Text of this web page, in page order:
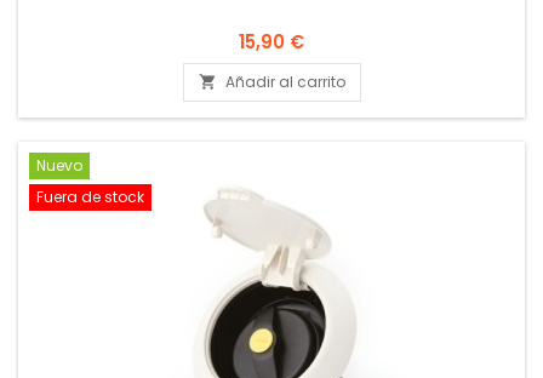
Precio
15,90 €
 Añadir al carrito
Nuevo
Fuera de stock